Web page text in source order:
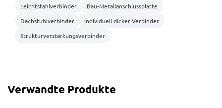
Leichtstahlverbinder
Bau-Metallanschlussplatte
Dachstuhlverbinder
individuell dicker Verbinder
Strukturverstärkungsverbinder
Verwandte Produkte